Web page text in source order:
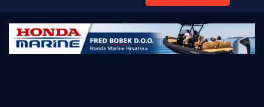
Početna